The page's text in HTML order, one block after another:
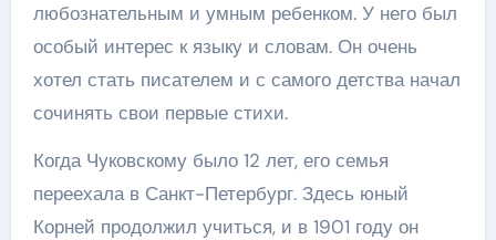
любознательным и умным ребенком. У него был
особый интерес к языку и словам. Он очень
хотел стать писателем и с самого детства начал
сочинять свои первые стихи.
Когда Чуковскому было 12 лет, его семья
переехала в Санкт-Петербург. Здесь юный
Корней продолжил учиться, и в 1901 году он